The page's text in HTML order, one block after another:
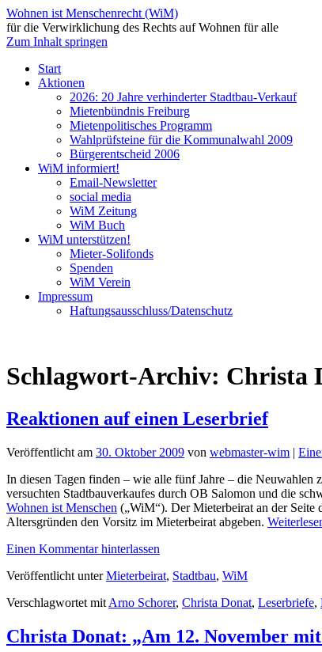
Wohnen ist Menschenrecht (WiM)
für die Verwirklichung des Rechts auf Wohnen für alle
Zum Inhalt springen
Start
Aktionen
2026: 20 Jahre verhinderter Stadtbau-Verkauf
Mietenbündnis Freiburg
Mietenpolitisches Programm
Wahlprüfsteine für die Kommunalwahl 2009
Bürgerentscheid 2006
WiM informiert!
Email-Newsletter
social media
WiM Zeitung
WiM Buch
WiM unterstützen!
Mieter-Solifonds
Spenden
WiM Verein
Impressum
Haftungsausschluss/Datenschutz
Schlagwort-Archiv: Christa
Reaktionen auf einen Leserbrief
Veröffentlicht am 30. Oktober 2009 von webmaster-wim |
In diesen Tagen finden – wie alle fünf Jahre – die Neuwahlen
versuchten Stadtbauverkaufes durch OB Salomon und die
Wohnen ist Menschen („WiM“). Der Mieterbeirat an der Seite
Altersgründen den Vorsitz im Mieterbeirat abgeben.
Einen Kommentar hinterlassen
Veröffentlicht unter Mieterbeirat, Stadtbau, WiM
Verschlagwortet mit Arno Schorer, Christa Donat, Leserbriefe,
Christa Donat: „Am 12. November